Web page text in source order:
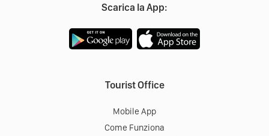
Scarica la App:
Tourist Office
Mobile App
Come Funziona